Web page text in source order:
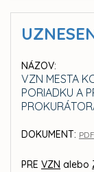
NÁZOV:
VZN MESTA
PORIADKU A
DOKUMENT:
PRE VZN alebo